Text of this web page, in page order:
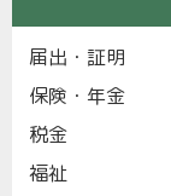
届出・証明
保険・年金
税金
福祉